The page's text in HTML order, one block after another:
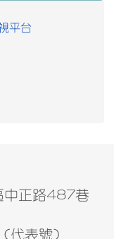
平台
正路487巷
代表號)